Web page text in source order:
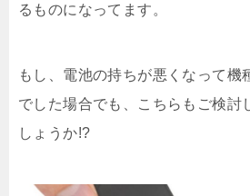
るものになってます。
もし、電池の持ちが悪くなって機
でした場合でも、こちらもご検討
しょうか!?